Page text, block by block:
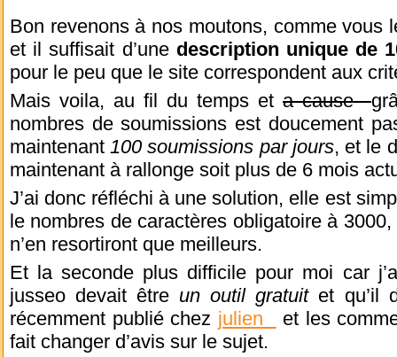
Bon revenons à nos moutons, comme vous
et il suffisait d’une description unique de
pour le peu que le site correspondent aux
Mais voila, au fil du temps et a cause
nombres de soumissions est doucement
maintenant100 soumissions par jours, et le
maintenant à rallonge soit plus de 6 mois
J’ai donc réfléchi à une solution, elle est
le nombres de caractères obligatoire à
n’en resortiront que meilleurs.
Et la seconde plus difficile pour moi car
jusseo devait être un outil gratuitet qu’il
récemment publié chez julien
et les
fait changer d’avis sur le sujet.